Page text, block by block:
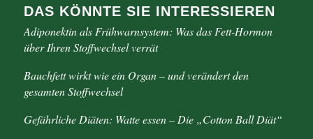
DAS KÖNNTE SIE INTERESSIEREN
Adiponektin als Frühwarnsystem: Was das Fett-Hormon
über Ihren Stoffwechsel verrät
Bauchfett wirkt wie ein Organ – und verändert den
gesamten Stoffwechsel
Gefährliche Diäten: Watte essen – Die „Cotton Ball Diät“